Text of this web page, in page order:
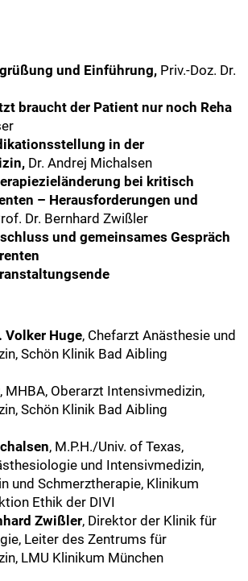
und Einführung, Priv.-Doz. Dr.
braucht der Patient nur noch Reha
in der
Dr. Andrej Michalsen
bei kritisch
– Herausforderungen und
Dr. Bernhard Zwißler
und gemeinsames Gespräch
Volker Huge, Chefarzt Anästhesie und
Schön Klinik Bad Aibling
, MHBA, Oberarzt Intensivmedizin,
Schön Klinik Bad Aibling
, M.P.H./Univ. of Texas,
und Intensivmedizin,
und Schmerztherapie, Klinikum
Ethik der DIVI
Zwißler, Direktor der Klinik für
Leiter des Zentrums für
LMU Klinikum München